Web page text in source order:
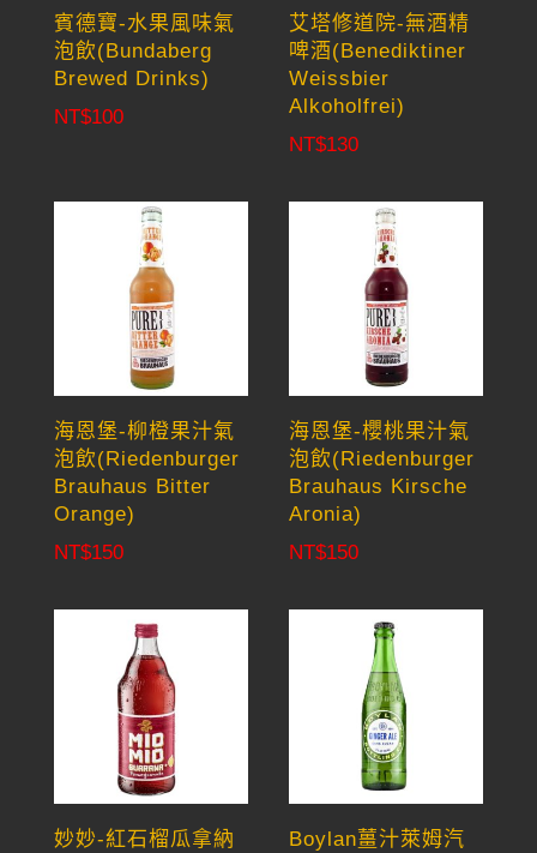
賓德寶-水果風味氣
泡飲(Bundaberg
Brewed Drinks)
NT$100
艾塔修道院-無酒精
啤酒(Benediktiner
Weissbier
Alkoholfrei)
NT$130
海恩堡-柳橙果汁氣
泡飲(Riedenburger
Brauhaus Bitter
Orange)
NT$150
海恩堡-櫻桃果汁氣
泡飲(Riedenburger
Brauhaus Kirsche
Aronia)
NT$150
妙妙-紅石榴瓜拿納
Boylan薑汁萊姆汽